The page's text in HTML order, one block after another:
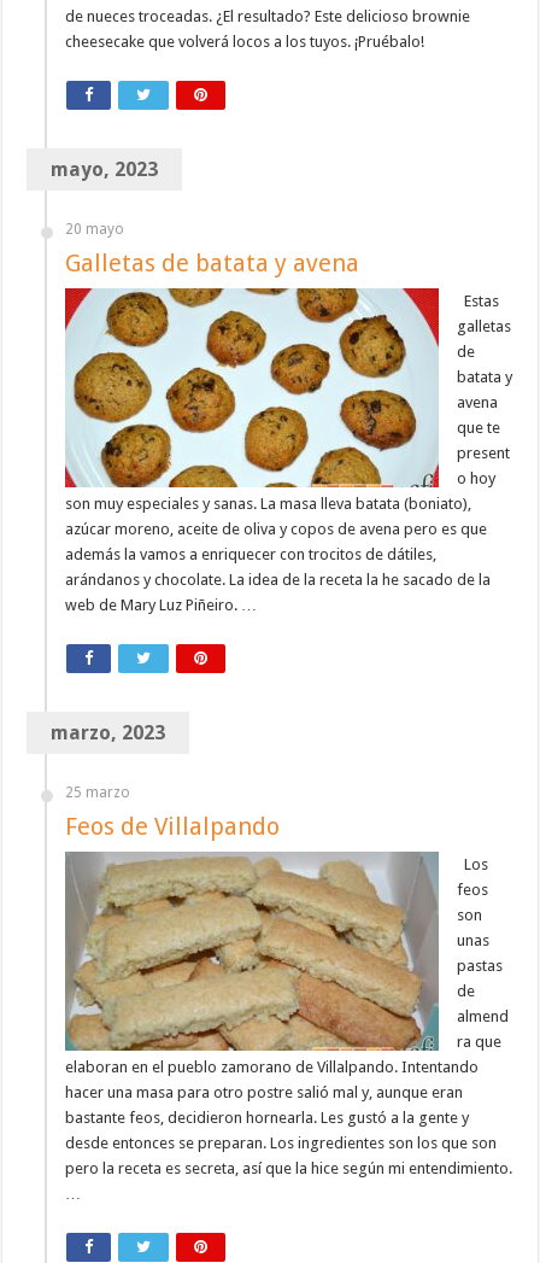
de nueces troceadas. ¿El resultado? Este delicioso brownie
cheesecake que volverá locos a los tuyos. ¡Pruébalo!
mayo, 2023
20 mayo
Galletas de batata y avena
Estas
galletas
de
batata y
avena
que te
present
o hoy
son muy especiales y sanas. La masa lleva batata (boniato),
azúcar moreno, aceite de oliva y copos de avena pero es que
además la vamos a enriquecer con trocitos de dátiles,
arándanos y chocolate. La idea de la receta la he sacado de la
web de Mary Luz Piñeiro. …
marzo, 2023
25 marzo
Feos de Villalpando
Los
feos
son
unas
pastas
de
almend
ra que
elaboran en el pueblo zamorano de Villalpando. Intentando
hacer una masa para otro postre salió mal y, aunque eran
bastante feos, decidieron hornearla. Les gustó a la gente y
desde entonces se preparan. Los ingredientes son los que son
pero la receta es secreta, así que la hice según mi entendimiento.
…